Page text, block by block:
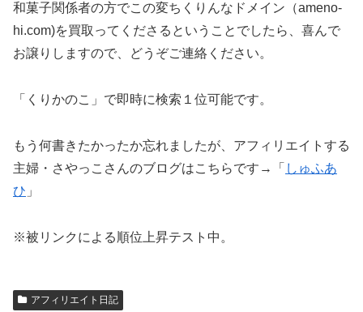
和菓子関係者の方でこの変ちくりんなドメイン（ameno-
hi.com)を買取ってくださるということでしたら、喜んで
お譲りしますので、どうぞご連絡ください。
「くりかのこ」で即時に検索１位可能です。
もう何書きたかったか忘れましたが、アフィリエイトする
主婦・さやっこさんのブログはこちらです→「 しゅふあ
ひ 」
※被リンクによる順位上昇テスト中。
アフィリエイト日記